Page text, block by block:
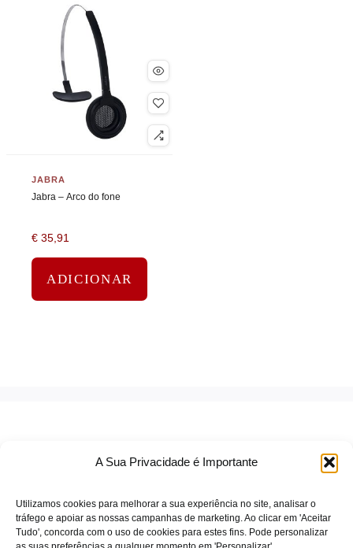
A Sua Privacidade é Importante
Utilizamos cookies para melhorar a sua experiência no site, analisar o
tráfego e apoiar as nossas campanhas de marketing. Ao clicar em 'Aceitar
Tudo', concorda com o uso de cookies para estes fins. Pode personalizar
JABRA
Jabra – Arco do fone
€ 35,91
ADICIONAR
TERMOS DE SERVIÇO